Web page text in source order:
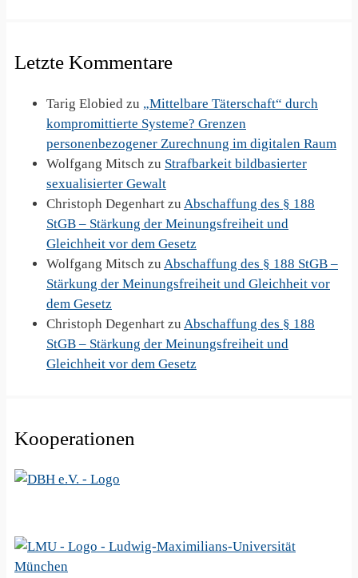
Letzte Kommentare
Tarig Elobied zu „Mittelbare Täterschaft“ durch
kompromittierte Systeme? Grenzen
personenbezogener Zurechnung im digitalen Raum
Wolfgang Mitsch zu Strafbarkeit bildbasierter
sexualisierter Gewalt
Christoph Degenhart zu Abschaffung des § 188
StGB – Stärkung der Meinungsfreiheit und
Gleichheit vor dem Gesetz
Wolfgang Mitsch zu Abschaffung des § 188 StGB –
Stärkung der Meinungsfreiheit und Gleichheit vor
dem Gesetz
Christoph Degenhart zu Abschaffung des § 188
StGB – Stärkung der Meinungsfreiheit und
Gleichheit vor dem Gesetz
Kooperationen